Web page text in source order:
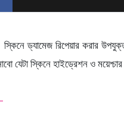
ড্যামেজ রিপেয়ার করার
যেটা স্কিনে হাইড্রেশন ও